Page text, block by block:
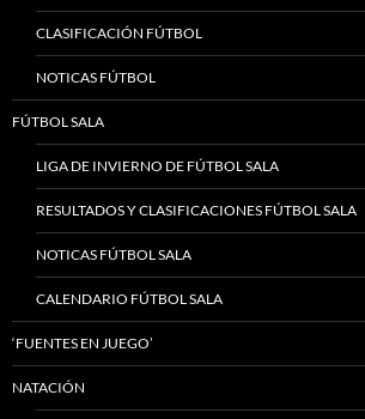
CLASIFICACIÓN FÚTBOL
NOTICAS FÚTBOL
FÚTBOL SALA
LIGA DE INVIERNO DE FÚTBOL SALA
RESULTADOS Y CLASIFICACIONES FÚTBOL SALA
NOTICAS FÚTBOL SALA
CALENDARIO FÚTBOL SALA
‘FUENTES EN JUEGO’
NATACIÓN